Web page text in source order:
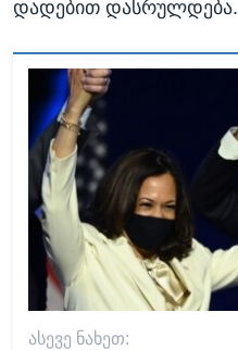
დადებით დასრულდება.
ᲐᲡᲔᲕᲔ ᲜᲐᲮᲔᲗ: